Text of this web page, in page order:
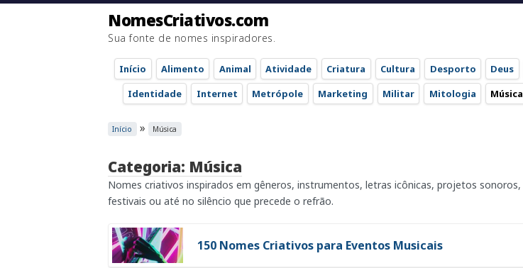
NomesCriativos.com
Sua fonte de nomes inspiradores.
Início Alimento Animal Atividade Criatura Cultura Desporto Deus
Identidade
Internet Metrópole Marketing Militar Mitologia Música
Início » Música
Categoria: Música
Nomes criativos inspirados em gêneros, instrumentos, letras icônicas, projetos sonoros,
festivais ou até no silêncio que precede o refrão.
150 Nomes Criativos para Eventos Musicais